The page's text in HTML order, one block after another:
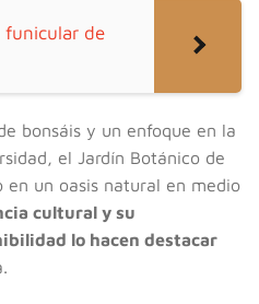
funicular de
bonsáis y un enfoque en la
el Jardín Botánico de
en un oasis natural en medio
cultural y su
lo hacen destacar